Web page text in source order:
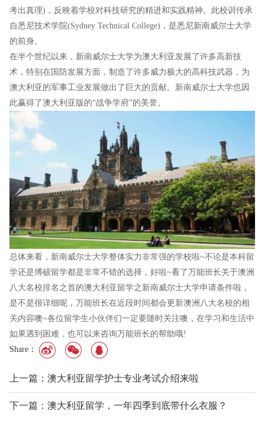
考出真理)，反映着学校对科技研究的精进和实践精神。此校训传承
自悉尼技术学院(Sydney Technical College)，是悉尼新南威尔士大学
的前身。
在半个世纪以来，新南威尔士大学为澳大利亚发展了许多高新技
术，特别在国防发展方面，制造了许多威力极大的高科技武器，为
澳大利亚的军事工业发展做出了巨大的贡献。新南威尔士大学也因
此赢得了澳大利亚版的“战争学府”的美誉。
总体来看，新南威尔士大学整体实力非常强的学校啦~不论是本科留
学还是博硕留学都是非常不错的选择，好啦~看了万能班长关于澳洲
八大名校排名之首的澳大利亚留学之新南威尔士大学申请条件啦，
是不是很详细呢，万能班长在近段时间都会更新澳洲八大名校的相
关内容噢~各位留学生小伙伴们一定要随时关注噢，在学习和生活中
如果遇到困难，也可以来咨询万能班长的帮助哦!
Share：
上一篇：澳大利亚留学护士专业考试介绍来啦
下一篇：澳大利亚留学，一年四季到底带什么衣服？